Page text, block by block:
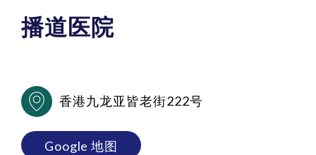
播道医院
香港九龙亚皆老街222号
Google 地图